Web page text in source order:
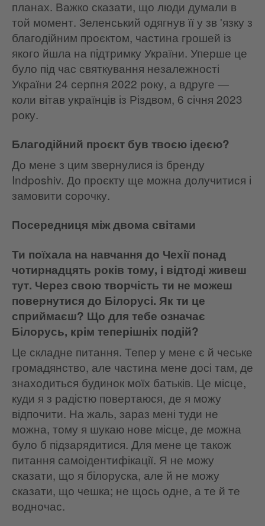
планах. Важко сказати, що люди думали в
той момент. Зеленський одягнув її у зв 'язку з
благодійним проєктом, частина грошей із
якого йшла на підтримку України. Уперше це
було під час святкування незалежності
України 24 серпня 2022 року, а вдруге —
коли вітав українців із Різдвом, 6 січня 2023
року.
Благодійний проєкт був твоєю ідеєю?
До мене з цим звернулися із бренду
Indposhiv. До проєкту ще можна долучитися і
замовити сорочку.
Посередниця між двома світами
Ти поїхала на навчання до Чехії понад
чотирнадцять років тому, і відтоді живеш
тут. Через свою творчість ти не можеш
повернутися до Білорусі. Як ти це
сприймаєш? Що для тебе означає
Білорусь, крім теперішніх подій?
Це складне питання. Тепер у мене є й чеське
громадянство, але частина мене досі там, де
знаходиться будинок моїх батьків. Це місце,
куди я з радістю повертаюся, де я можу
відпочити. На жаль, зараз мені туди не
можна, тому я шукаю нове місце, де можна
було б підзарядитися. Для мене це також
питання самоідентифікації. Я не можу
сказати, що я білоруска, але й не можу
сказати, що чешка; не щось одне, а те й те
водночас.